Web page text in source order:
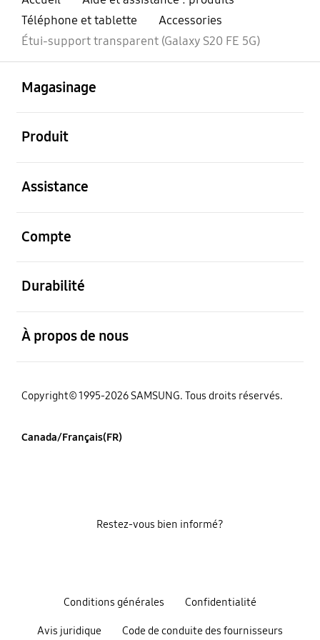
Téléphone et tablette
Accessories
Étui-support transparent (Galaxy S20 FE 5G)
Magasinage
Produit
Assistance
Compte
Durabilité
À propos de nous
Copyright© 1995-2026 SAMSUNG. Tous droits réservés.
Canada/Français(FR)
Conditions générales Confidentialité
Avis juridique Code de conduite des fournisseurs
Restez-vous bien informé?